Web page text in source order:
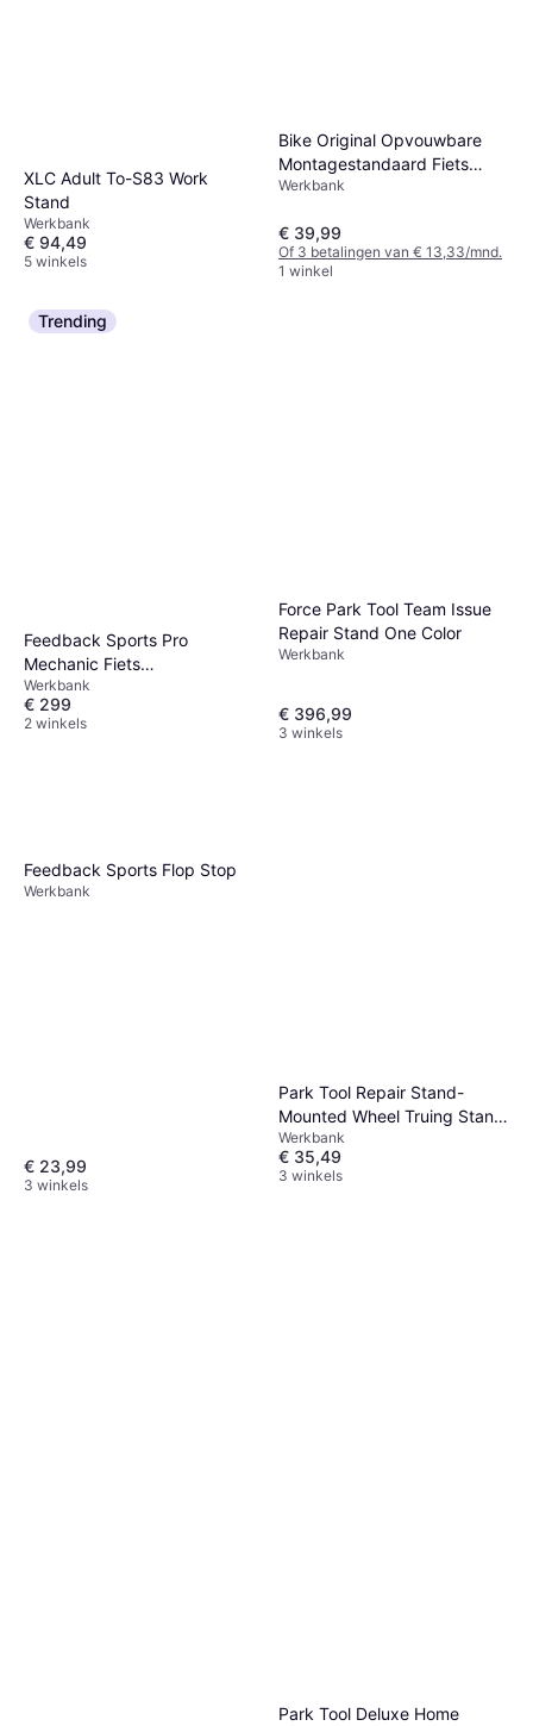
XLC Adult To-S83 Work
Stand
Werkbank
€ 94,49
5 winkels
Bike Original Opvouwbare
Montagestandaard Fiets
Easywork III
Werkbank
€ 39,99
Of 3 betalingen van € 13,33/mnd.
1 winkel
Trending
Feedback Sports Pro
Mechanic Fiets
Werkplaatsstandaard Rood
Werkbank
€ 299
2 winkels
Force Park Tool Team Issue
Repair Stand One Color
Werkbank
€ 396,99
3 winkels
Feedback Sports Flop Stop
Werkbank
€ 23,99
3 winkels
Park Tool Repair Stand-
Mounted Wheel Truing Stand
TS-25
Werkbank
€ 35,49
3 winkels
Park Tool Deluxe Home